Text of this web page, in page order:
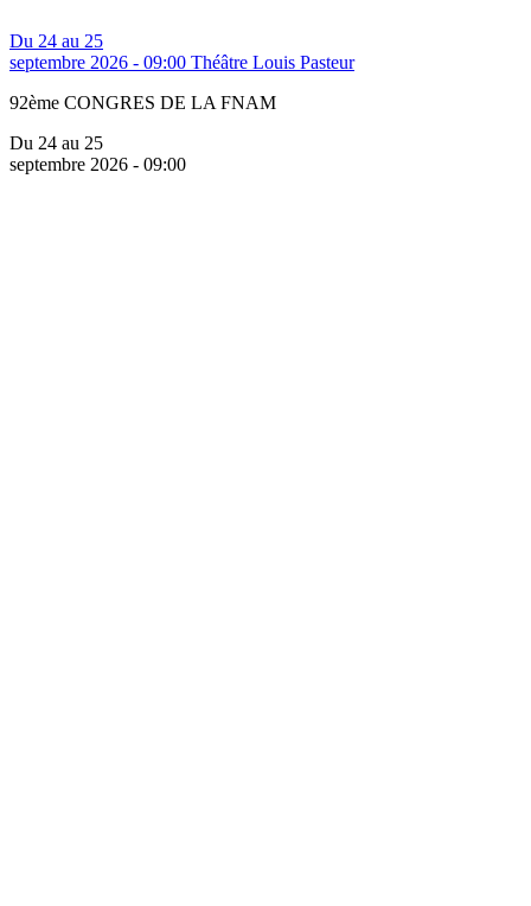
Du 24 au 25
septembre 2026 - 09:00 Théâtre Louis Pasteur
92ème CONGRES DE LA FNAM
Du 24 au 25
septembre 2026 - 09:00